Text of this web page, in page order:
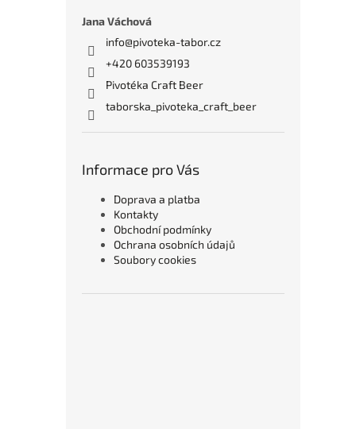
Jana Váchová
info@pivoteka-tabor.cz
+420 603539193
Pivotéka Craft Beer
taborska_pivoteka_craft_beer
Informace pro Vás
Doprava a platba
Kontakty
Obchodní podmínky
Ochrana osobních údajů
Soubory cookies